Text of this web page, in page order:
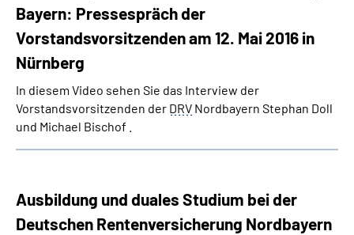
Bayern: Pressespräch der
Vorstandsvorsitzenden am 12. Mai 2016 in
Nürnberg
In diesem Video sehen Sie das Interview der
Vorstandsvorsitzenden der DRV Nordbayern Stephan Doll
und Michael Bischof .
Ausbildung und duales Studium bei der
Deutschen Rentenversicherung Nordbayern